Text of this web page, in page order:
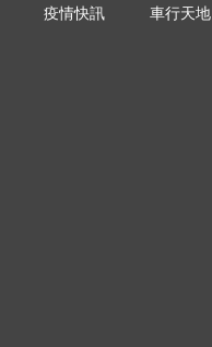
疫情快訊 車行天地